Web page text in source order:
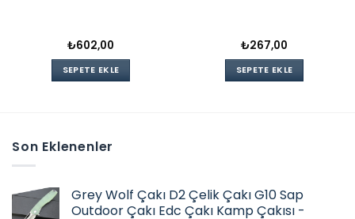
₺602,00
SEPETE EKLE
₺267,00
SEPETE EKLE
Son Eklenenler
Grey Wolf Çakı D2 Çelik Çakı G10 Sap
Outdoor Çakı Edc Çakı Kamp Çakısı -